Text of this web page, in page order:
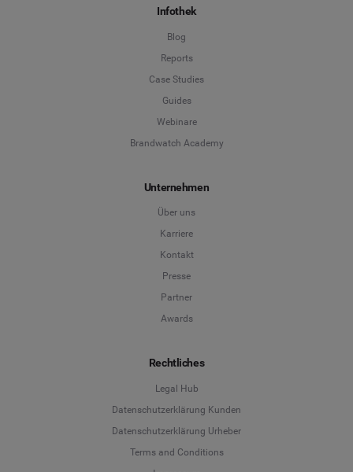
Infothek
Blog
Reports
Case Studies
Guides
Webinare
Brandwatch Academy
Unternehmen
Über uns
Karriere
Kontakt
Presse
Partner
Awards
Rechtliches
Legal Hub
Datenschutzerklärung Kunden
Datenschutzerklärung Urheber
Terms and Conditions